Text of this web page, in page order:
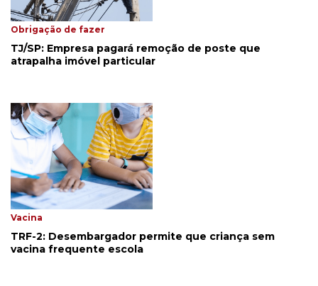
Obrigação de fazer
TJ/SP: Empresa pagará remoção de poste que
atrapalha imóvel particular
Vacina
TRF-2: Desembargador permite que criança sem
vacina frequente escola